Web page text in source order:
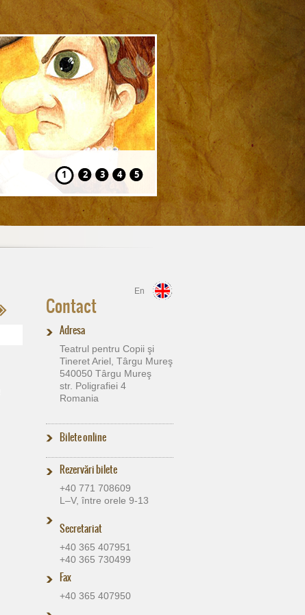
Hansel și Gretel
1 2 3 4 5
En
Contact
Adresa
Teatrul pentru Copii şi
Tineret Ariel, Târgu Mureş
540050 Târgu Mureş
str. Poligrafiei 4
Romania
Bilete online
Rezervări bilete
+40 771 708609
L–V, între orele 9-13
Secretariat
+40 365 407951
+40 365 730499
Fax
+40 365 407950